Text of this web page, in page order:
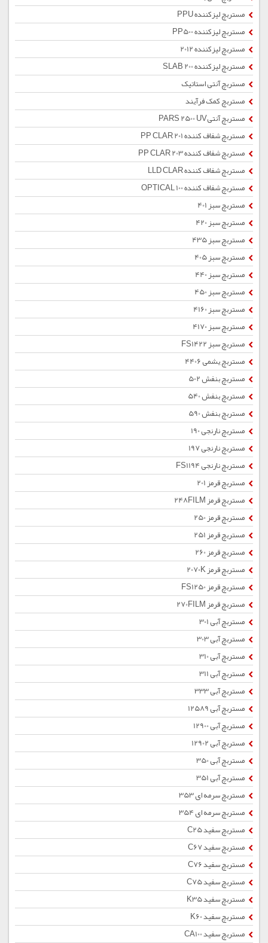
مستربچ لیزکننده PPU
مستربچ لیزکننده PP500
مستربچ لیزکننده 2012
مستربچ لیزکننده SLAB 200
مستربچ آنتی استاتیک
مستربچ کمک فرآیند
مستربچ آنتیPARS 2500 UV
مستربچ شفاف کننده PP CLAR 201
مستربچ شفاف کننده PP CLAR 203
مستربچ شفاف کننده LLD CLAR
مستربچ شفاف کننده OPTICAL 100
مستربچ سبز 401
مستربچ سبز 420
مستربچ سبز 435
مستربچ سبز 405
مستربچ سبز 440
مستربچ سبز 450
مستربچ سبز 4160
مستربچ سبز 4170
مستربچ سبز FS1422
مستربچ یشمی 4406
مستربچ بنفش 502
مستربچ بنفش 540
مستربچ بنفش 590
مستربچ نارنجی 190
مستربچ نارنجی 197
مستربچ نارنجی FS1194
مستربچ قرمز 201
مستربچ قرمز 248FILM
مستربچ قرمز 250
مستربچ قرمز 251
مستربچ قرمز 260
مستربچ قرمز 2070K
مستربچ قرمز FS1250
مستربچ قرمز 270FILM
مستربچ آبی 301
مستربچ آبی 303
مستربچ آبی 310
مستربچ آبی 311
مستربچ آبی 333
مستربچ آبی 12589
مستربچ آبی 12900
مستربچ آبی 12902
مستربچ آبی 350
مستربچ آبی 351
مستربچ سرمه ای 353
مستربچ سرمه ای 354
مستربچ سفید C25
مستربچ سفید C67
مستربچ سفید C76
مستربچ سفید C75
مستربچ سفید K35
مستربچ سفید K60
مستربچ سفید CA100